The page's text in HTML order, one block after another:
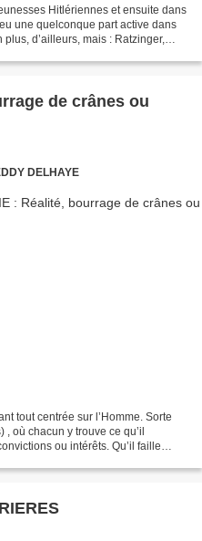
Hitlériennes et ensuite dans
une quelconque part active dans
d’ailleurs, mais : Ratzinger,
de crânes ou
DELHAYE
tout centrée sur l’Homme. Sorte
, où chacun y trouve ce qu’il
ou intérêts. Qu’il faille